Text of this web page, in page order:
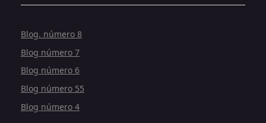
Blog. número 8
Blog número 7
Blog número 6
Blog número 55
Blog número 4